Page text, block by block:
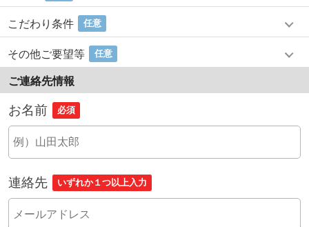
こだわり条件 任意
その他ご要望等 任意
ご連絡先情報
お名前 必須
連絡先 いずれか１つ以上入力